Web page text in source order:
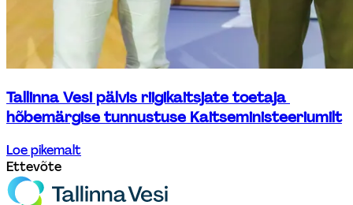
Tallinna Vesi pälvis riigikaitsjate toetaja
hõbemärgise tunnustuse Kaitseministeeriumilt
Loe pikemalt
Ettevõte